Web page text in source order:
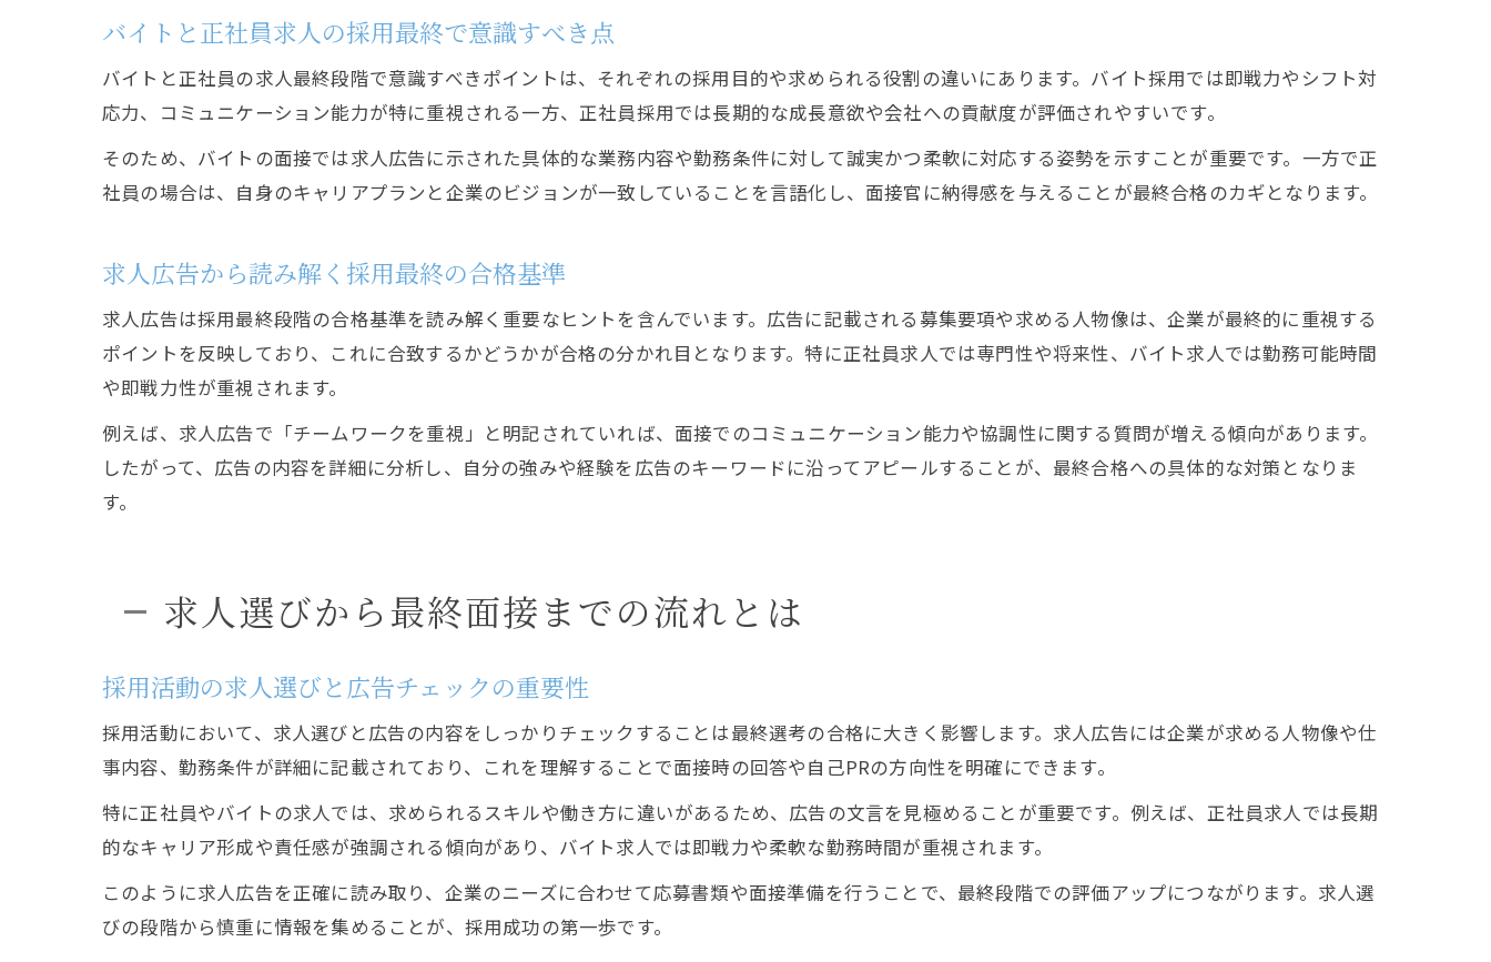
採用最終の求人結果待ち期間にできる対策
バイトや正社員求人広告を見返して不安を軽減
採用最終の結果連絡を冷静に待つための心得
求人選びの振り返りが採用最終の安心につながる
広告情報を活用した採用最終のストレス対策法
バイトと正社員求人の採用最終で意識すべき点
バイトと正社員の求人最終段階で意識すべきポイントは、それぞれの採用目的や求められる役割の違いにあります。バイト採用では即戦力やシフト対
応力、コミュニケーション能力が特に重視される一方、正社員採用では長期的な成長意欲や会社への貢献度が評価されやすいです。
そのため、バイトの面接では求人広告に示された具体的な業務内容や勤務条件に対して誠実かつ柔軟に対応する姿勢を示すことが重要です。一方で正
社員の場合は、自身のキャリアプランと企業のビジョンが一致していることを言語化し、面接官に納得感を与えることが最終合格のカギとなります。
求人広告から読み解く採用最終の合格基準
求人広告は採用最終段階の合格基準を読み解く重要なヒントを含んでいます。広告に記載される募集要項や求める人物像は、企業が最終的に重視する
ポイントを反映しており、これに合致するかどうかが合格の分かれ目となります。特に正社員求人では専門性や将来性、バイト求人では勤務可能時間
や即戦力性が重視されます。
例えば、求人広告で「チームワークを重視」と明記されていれば、面接でのコミュニケーション能力や協調性に関する質問が増える傾向があります。
したがって、広告の内容を詳細に分析し、自分の強みや経験を広告のキーワードに沿ってアピールすることが、最終合格への具体的な対策となりま
す。
求人選びから最終面接までの流れとは
採用活動の求人選びと広告チェックの重要性
採用活動において、求人選びと広告の内容をしっかりチェックすることは最終選考の合格に大きく影響します。求人広告には企業が求める人物像や仕
事内容、勤務条件が詳細に記載されており、これを理解することで面接時の回答や自己PRの方向性を明確にできます。
特に正社員やバイトの求人では、求められるスキルや働き方に違いがあるため、広告の文言を見極めることが重要です。例えば、正社員求人では長期
的なキャリア形成や責任感が強調される傾向があり、バイト求人では即戦力や柔軟な勤務時間が重視されます。
このように求人広告を正確に読み取り、企業のニーズに合わせて応募書類や面接準備を行うことで、最終段階での評価アップにつながります。求人選
びの段階から慎重に情報を集めることが、採用成功の第一歩です。